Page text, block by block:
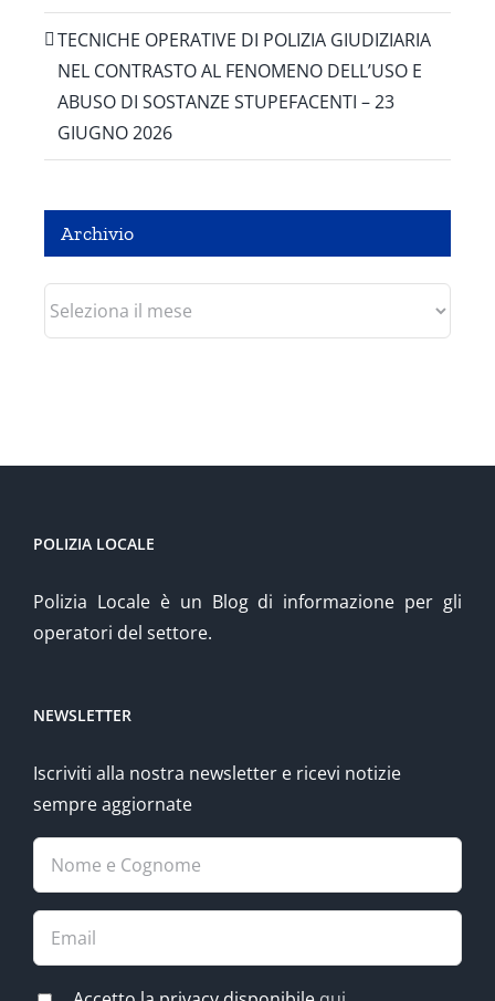
TECNICHE OPERATIVE DI POLIZIA GIUDIZIARIA
NEL CONTRASTO AL FENOMENO DELL’USO E
ABUSO DI SOSTANZE STUPEFACENTI – 23
GIUGNO 2026
Archivio
Archivio
POLIZIA LOCALE
Polizia Locale è un Blog di informazione per gli
operatori del settore.
NEWSLETTER
Iscriviti alla nostra newsletter e ricevi notizie
sempre aggiornate